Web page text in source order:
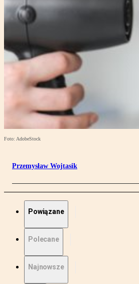
Foto: AdobeStock
Przemysław Wojtasik
Powiązane
Polecane
Najnowsze